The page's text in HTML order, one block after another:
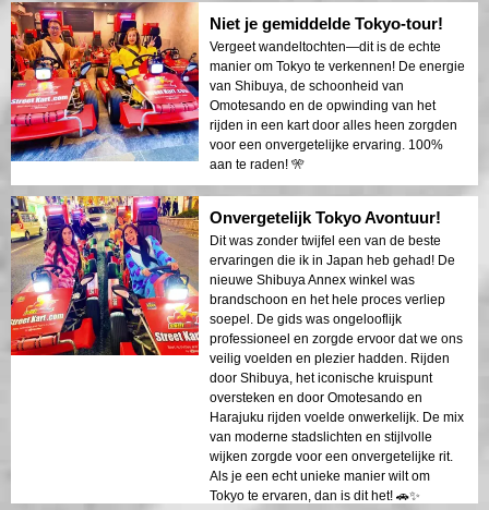
Niet je gemiddelde Tokyo-tour!
Vergeet wandeltochten—dit is de echte
manier om Tokyo te verkennen! De energie
van Shibuya, de schoonheid van
Omotesando en de opwinding van het
rijden in een kart door alles heen zorgden
voor een onvergetelijke ervaring. 100%
aan te raden! 🎌
Onvergetelijk Tokyo Avontuur!
Dit was zonder twijfel een van de beste
ervaringen die ik in Japan heb gehad! De
nieuwe Shibuya Annex winkel was
brandschoon en het hele proces verliep
soepel. De gids was ongelooflijk
professioneel en zorgde ervoor dat we ons
veilig voelden en plezier hadden. Rijden
door Shibuya, het iconische kruispunt
oversteken en door Omotesando en
Harajuku rijden voelde onwerkelijk. De mix
van moderne stadslichten en stijlvolle
wijken zorgde voor een onvergetelijke rit.
Als je een echt unieke manier wilt om
Tokyo te ervaren, dan is dit het! 🚗✨